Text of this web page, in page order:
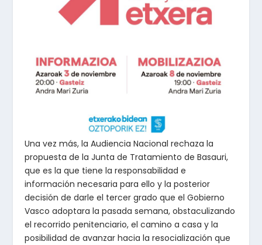
Una vez más, la Audiencia Nacional rechaza la
propuesta de la Junta de Tratamiento de Basauri,
que es la que tiene la responsabilidad e
información necesaria para ello y la posterior
decisión de darle el tercer grado que el Gobierno
Vasco adoptara la pasada semana, obstaculizando
el recorrido penitenciario, el camino a casa y la
posibilidad de avanzar hacia la resocialización que